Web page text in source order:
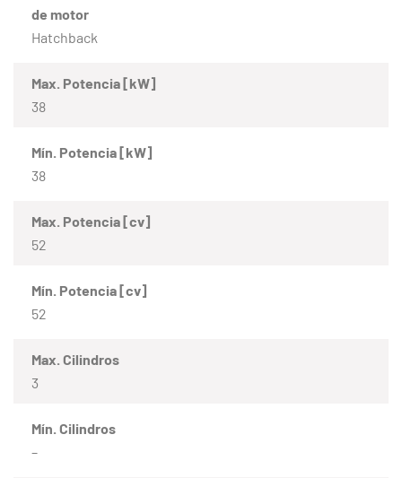
de motor
Hatchback
Max. Potencia [kW]
38
Mín. Potencia [kW]
38
Max. Potencia [cv]
52
Mín. Potencia [cv]
52
Max. Cilindros
3
Mín. Cilindros
–